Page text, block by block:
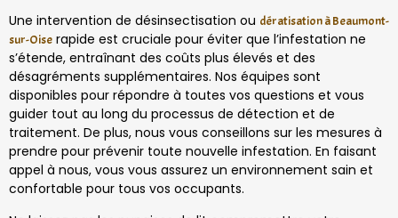
Une intervention de désinsectisation ou dératisation à Beaumont-
sur-Oise rapide est cruciale pour éviter que l’infestation ne
s’étende, entraînant des coûts plus élevés et des
désagréments supplémentaires. Nos équipes sont
disponibles pour répondre à toutes vos questions et vous
guider tout au long du processus de détection et de
traitement. De plus, nous vous conseillons sur les mesures à
prendre pour prévenir toute nouvelle infestation. En faisant
appel à nous, vous vous assurez un environnement sain et
confortable pour tous vos occupants.